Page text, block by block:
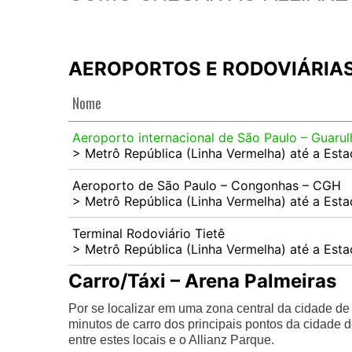
AEROPORTOS E
Nome
Aeroporto internacional de São Paulo –
> Metrô República (Linha Vermelha) até a
Aeroporto de São Paulo – Congonhas – CGH
> Metrô República (Linha Vermelha) até a
Terminal Rodoviário Tietê
> Metrô República (Linha Vermelha) até a
Carro/Táxi – Arena Palmeiras
Por se localizar em uma zona central da cidade
minutos de carro dos principais pontos da cidade
entre estes locais e o Allianz Parque.